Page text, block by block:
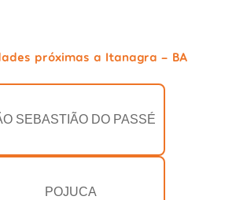
próximas a Itanagra - BA
SEBASTIÃO DO PASSÉ
POJUCA